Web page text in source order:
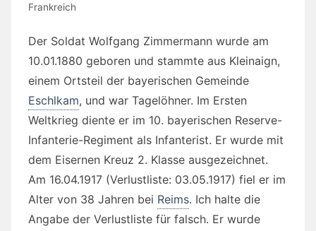
Frankreich
Der Soldat Wolfgang Zimmermann wurde am
10.01.1880 geboren und stammte aus Kleinaign,
einem Ortsteil der bayerischen Gemeinde
Eschlkam, und war Tagelöhner. Im Ersten
Weltkrieg diente er im 10. bayerischen Reserve-
Infanterie-Regiment als Infanterist. Er wurde mit
dem Eisernen Kreuz 2. Klasse ausgezeichnet.
Am 16.04.1917 (Verlustliste: 03.05.1917) fiel er im
Alter von 38 Jahren bei Reims. Ich halte die
Angabe der Verlustliste für falsch. Er wurde